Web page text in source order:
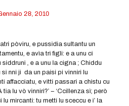
28, 2010
pòviru, e pussidia sultantu un
e avìa tri figli: e a unu ci
, e a unu la cigna ; Chiddu
nni ji da un paisi pi vinniri lu
affacciatu, e vitti passari a chistu cu
tia lu vò vinniri?’ – ‘Ccillenza sì; però
mircanti: tu metti lu sceccu e i’ la